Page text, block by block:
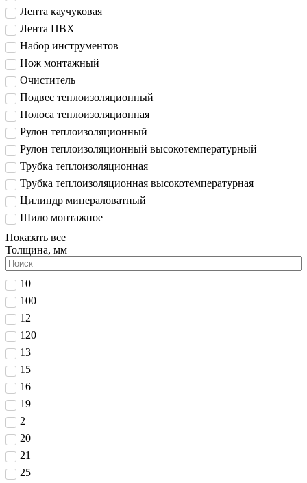
Лента каучуковая
Лента ПВХ
Набор инструментов
Нож монтажный
Очиститель
Подвес теплоизоляционный
Полоса теплоизоляционная
Рулон теплоизоляционный
Рулон теплоизоляционный высокотемпературный
Трубка теплоизоляционная
Трубка теплоизоляционная высокотемпературная
Цилиндр минераловатный
Шило монтажное
Показать все
Толщина, мм
10
100
12
120
13
15
16
19
2
20
21
25